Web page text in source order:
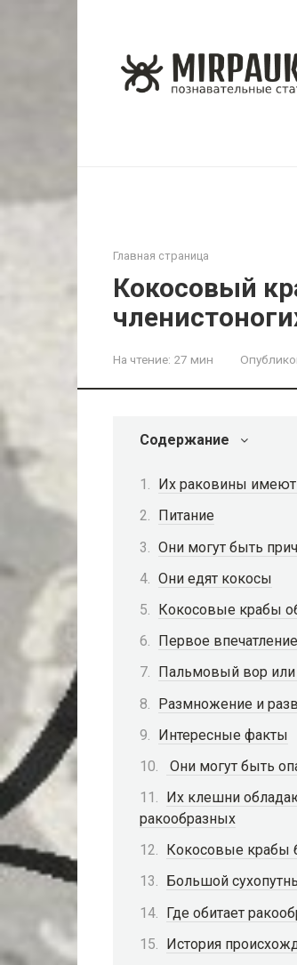
Главная страница
Кокосовый
На чтение: 27 мин
Содержание
Их раковины имеют
Питание
Они могут быть
Они едят кокосы
Кокосовые крабы
Первое
Пальмовый вор
Размножение и
Интересные факты
Они могут быть
Их клешни
ракообразных
Кокосовые крабы
Большой
Где обитает
История